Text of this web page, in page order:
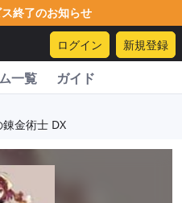
終了のお知らせ
ログイン 新規登録
一覧 ガイド
金術士 DX